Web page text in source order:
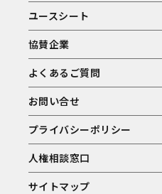
ユースシート
協賛企業
よくあるご質問
お問い合せ
プライバシーポリシー
人権相談窓口
サイトマップ